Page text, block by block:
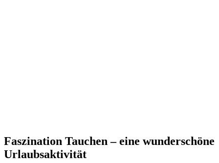
Faszination Tauchen – eine wunderschöne
Urlaubsaktivität